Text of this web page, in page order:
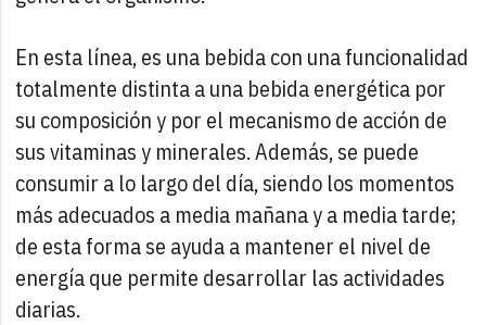
En esta línea, es una bebida con una funcionalidad
totalmente distinta a una bebida energética por
su composición y por el mecanismo de acción de
sus vitaminas y minerales. Además, se puede
consumir a lo largo del día, siendo los momentos
más adecuados a media mañana y a media tarde;
de esta forma se ayuda a mantener el nivel de
energía que permite desarrollar las actividades
diarias.